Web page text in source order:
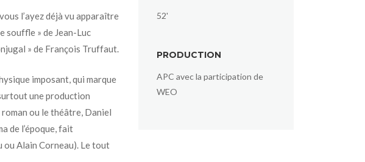
l’ayez déjà vu apparaître
souffle » de Jean-Luc
» de François Truffaut.
imposant, qui marque
une production
ou le théâtre, Daniel
de l’époque, fait
ou Alain Corneau). Le tout
52'
PRODUCTION
APC avec la participation de
WEO